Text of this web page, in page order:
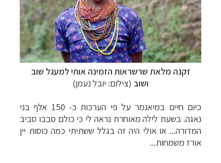
זקנה מלאת שרשראות הזמינה אותי למעגל שוב
ושוב (צילום: יובל נעמן)
כיום חיים במיאנמר על פי הערכות כ- 150 אלף בני
נאגה. בשעת לילה מאוחרת נראה לי כי כולם סבבו סביב
המדורה... או אולי היה זה בגלל ששתיתי כמה כוסות יין
אורז משמחות...